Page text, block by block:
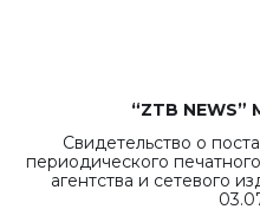
“ZTB NEWS”
Свидетельство о
периодического
агентства и сетевого